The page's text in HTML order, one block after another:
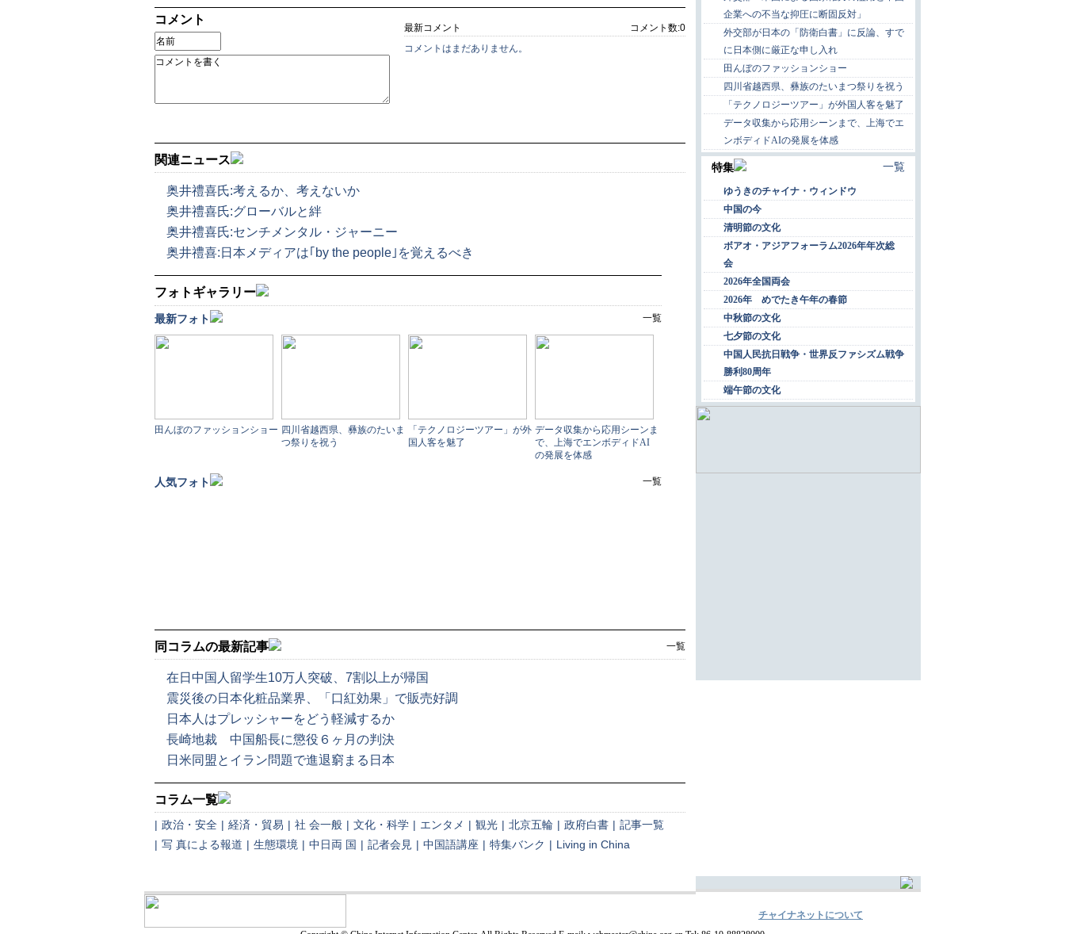
コメント
コメント数:0
最新コメント
コメントはまだありません。
関連ニュース
奥井禮喜氏:考えるか、考えないか
奥井禮喜氏:グローバルと絆
奥井禮喜氏:センチメンタル・ジャーニー
奥井禮喜:日本メディアは｢by the people｣を覚えるべき
一覧
同コラムの最新記事
在日中国人留学生10万人突破、7割以上が帰国
震災後の日本化粧品業界、「口紅効果」で販売好調
日本人はプレッシャーをどう軽減するか
長崎地裁 中国船長に懲役６ヶ月の判決
日米同盟とイラン問題で進退窮まる日本
コラム一覧
| 政治・安全 | 経済・貿易 | 社 会一般 | 文化・科学 | エンタメ | 観光 | 北京五輪 | 政府白書 | 記事一覧
| 写 真による報道 | 生態環境 | 中日両 国 | 記者会見 | 中国語講座 | 特集バンク | Living in China